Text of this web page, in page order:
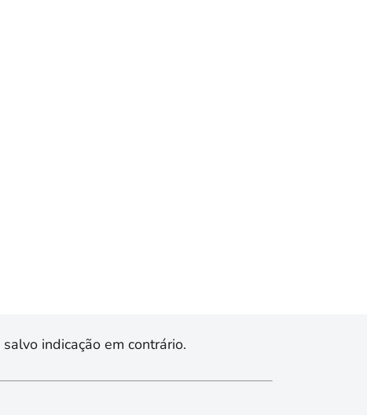
indicação em contrário.